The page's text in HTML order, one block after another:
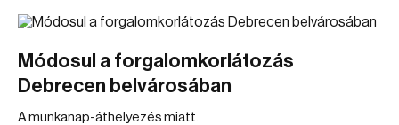
Módosul a forgalomkorlátozás
Debrecen belvárosában
A munkanap-áthelyezés miatt.